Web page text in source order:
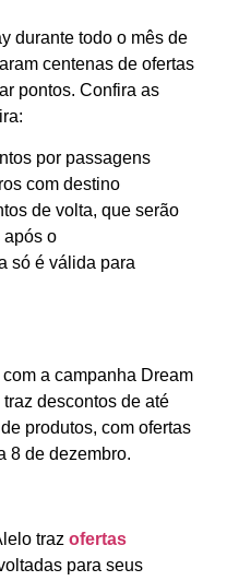
durante todo o mês de
centenas de ofertas
pontos. Confira as
por passagens
com destino
de volta, que serão
após o
só é válida para
a campanha Dream
descontos de até
produtos, com ofertas
8 de dezembro.
traz ofertas
para seus